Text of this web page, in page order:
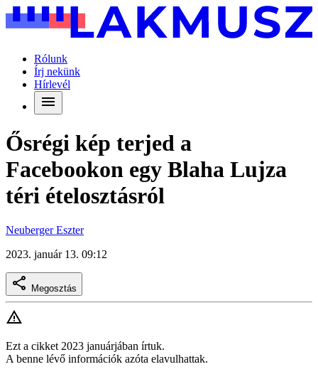
Rólunk
Írj nekünk
Hírlevél
Ősrégi kép terjed a
Facebookon egy Blaha Lujza
téri ételosztásról
Neuberger Eszter
2023. január 13. 09:12
Megosztás
Ezt a cikket 2023 januárjában írtuk.
A benne lévő információk azóta elavulhattak.